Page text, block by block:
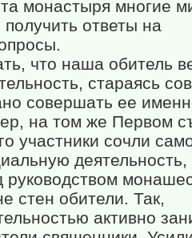
монастыря многие
ответы на
что наша обитель
стараясь
совершать ее
на том же Первом
участники сочли
деятельность,
руководством
стен обители. Так,
активно